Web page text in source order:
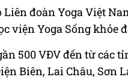
đoàn Yoga Việt
viện Yoga Sống khỏe
500 VĐV đến từ
Biên, Lai Châu,